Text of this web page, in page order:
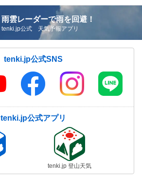
雨雲レーダーで雨を回避！
tenki.jp公式 天気予報アプリ
tenki.jp公式SNS
tenki.jp公式アプリ
tenki.jp 登山天気